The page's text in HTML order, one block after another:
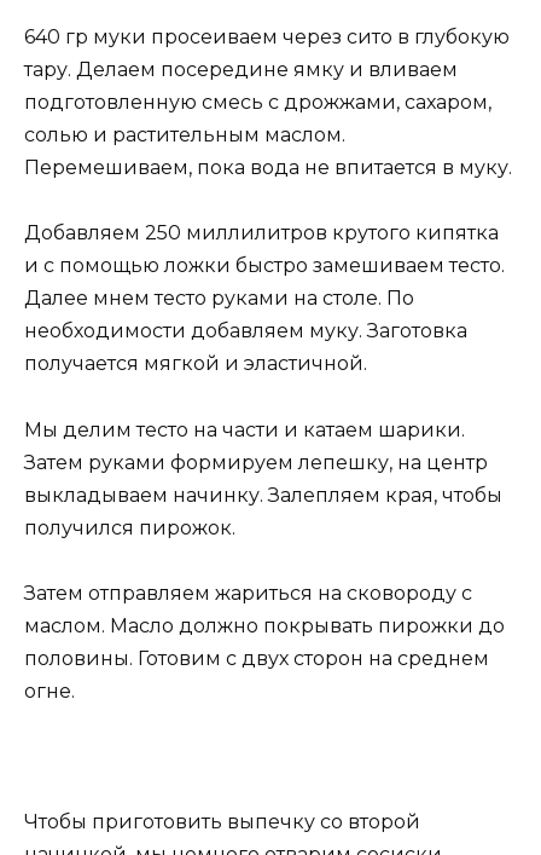
640 гр муки просеиваем через сито в глубокую
тару. Делаем посередине ямку и вливаем
подготовленную смесь с дрожжами, сахаром,
солью и растительным маслом.
Перемешиваем, пока вода не впитается в муку.
Добавляем 250 миллилитров крутого кипятка
и с помощью ложки быстро замешиваем тесто.
Далее мнем тесто руками на столе. По
необходимости добавляем муку. Заготовка
получается мягкой и эластичной.
Мы делим тесто на части и катаем шарики.
Затем руками формируем лепешку, на центр
выкладываем начинку. Залепляем края, чтобы
получился пирожок.
Затем отправляем жариться на сковороду с
маслом. Масло должно покрывать пирожки до
половины. Готовим с двух сторон на среднем
огне.
Чтобы приготовить выпечку со второй